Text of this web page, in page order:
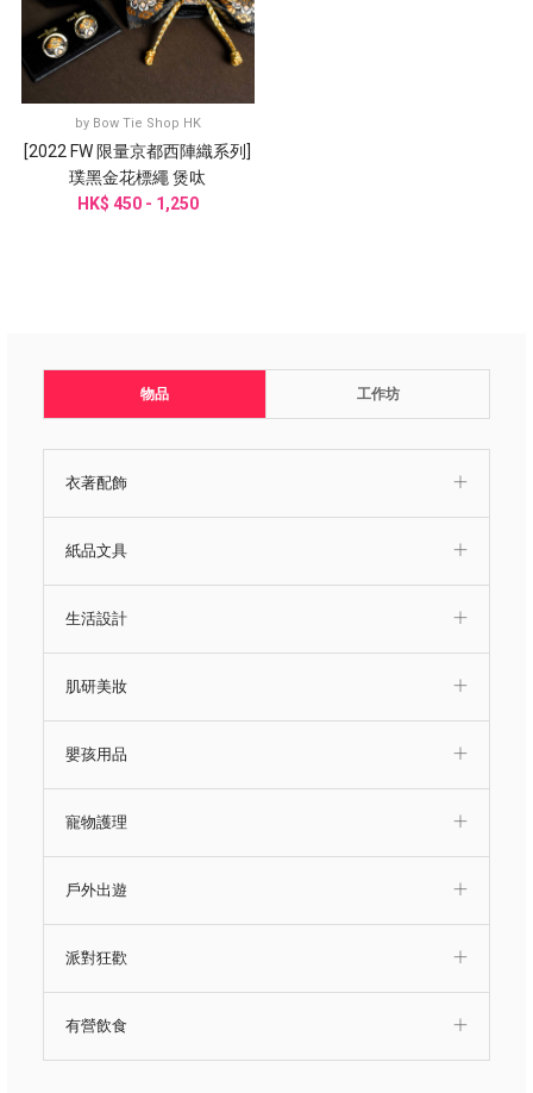
物品 工作坊
衣著配飾
紙品文具
生活設計
肌研美妝
嬰孩用品
寵物護理
戶外出遊
派對狂歡
有營飲食
by Bow Tie Shop HK
[2022 FW 限量京都西陣織系列]
璞黑金花標繩 煲呔
HK$ 450 - 1,250